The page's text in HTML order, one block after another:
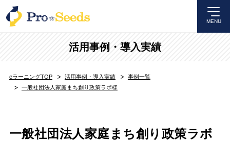
MENU
活用事例・導入実績
eラーニングTOP 活用事例・導入実績
事例一覧
一般社団法人家庭まち創り政策ラボ様
一般社団法人家庭まち創り政策ラボ